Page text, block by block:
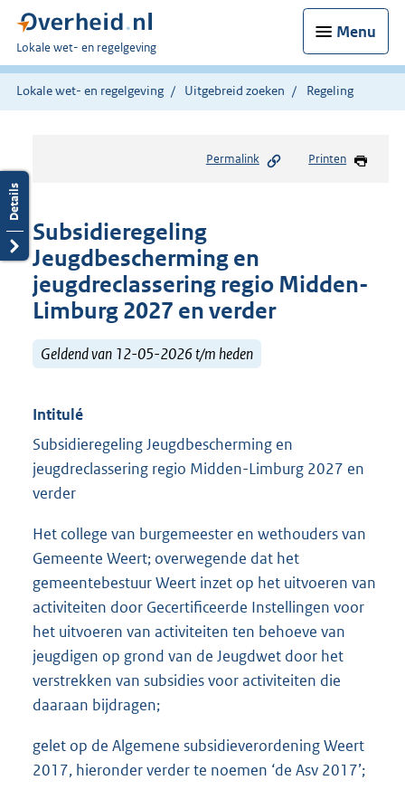
Menu
U
bent
hier:
Lokale wet- en regelgeving
Lokale wet- en regelgeving Uitgebreid zoeken Regeling
Permalink Printen
Subsidieregeling
Jeugdbescherming en
jeugdreclassering regio Midden-
Limburg 2027 en verder
Geldend van 12-05-2026 t/m heden
Intitulé
Subsidieregeling Jeugdbescherming en
jeugdreclassering regio Midden-Limburg 2027 en
verder
Het college van burgemeester en wethouders van
Gemeente Weert; overwegende dat het
gemeentebestuur Weert inzet op het uitvoeren van
activiteiten door Gecertificeerde Instellingen voor
het uitvoeren van activiteiten ten behoeve van
jeugdigen op grond van de Jeugdwet door het
verstrekken van subsidies voor activiteiten die
daaraan bijdragen;
gelet op de Algemene subsidieverordening Weert
2017, hieronder verder te noemen ‘de Asv 2017’;